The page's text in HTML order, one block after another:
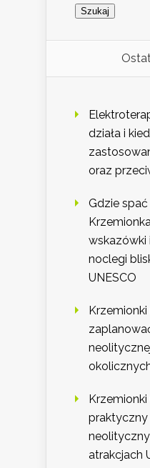
działa i
oraz
Gdzie
wskazówki
noclegi
UNESCO
Krzemionki
atrakcjach